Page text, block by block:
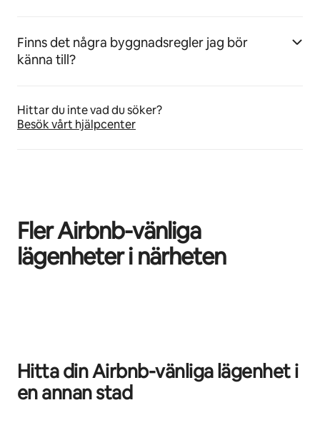
Finns det några byggnadsregler jag bör
känna till?
Hittar du inte vad du söker?
Besök vårt hjälpcenter
Fler Airbnb-vänliga
lägenheter i närheten
Hitta din Airbnb-vänliga lägenhet i
en annan stad